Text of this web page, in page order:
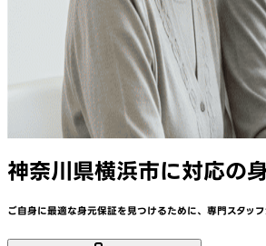
神奈川県横浜市に対応の
ご自身に最適な身元保証を見つけるために、 専門スタッ